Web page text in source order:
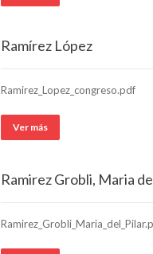
Ramírez López
Ramirez_Lopez_congreso.pdf
Ver más
Ramirez Grobli, Maria